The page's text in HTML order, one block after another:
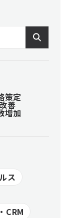
策定
善
増加
ス
CRM